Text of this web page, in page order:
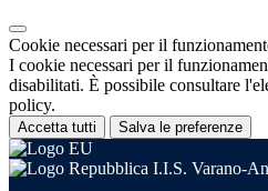
Cookie necessari per il
I cookie necessari per il
disabilitati. È possibile consultare
policy.
Accetta tutti Salva le preferenze
I.I.S. Varano-